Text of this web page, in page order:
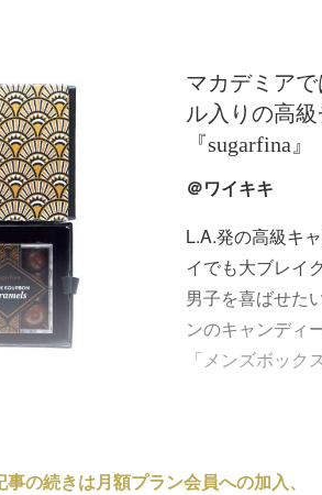
マカデミア
ル入りの高級
『sugarfina』
＠ワイキキ
L.A.発の高級キ
イでも大ブレイ
男子を喜ばせた
ンのキャンディ
「メンズボック
事の続きは月額プラン会員への加入、